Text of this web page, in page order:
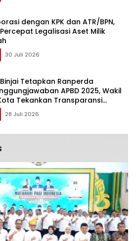
dengan KPK dan ATR/BPN,
Legalisasi Aset Milik
30 Juli 2026
Binjai Tetapkan Ranperda
APBD 2025, Wakil
Tekankan Transparansi
28 Juli 2026